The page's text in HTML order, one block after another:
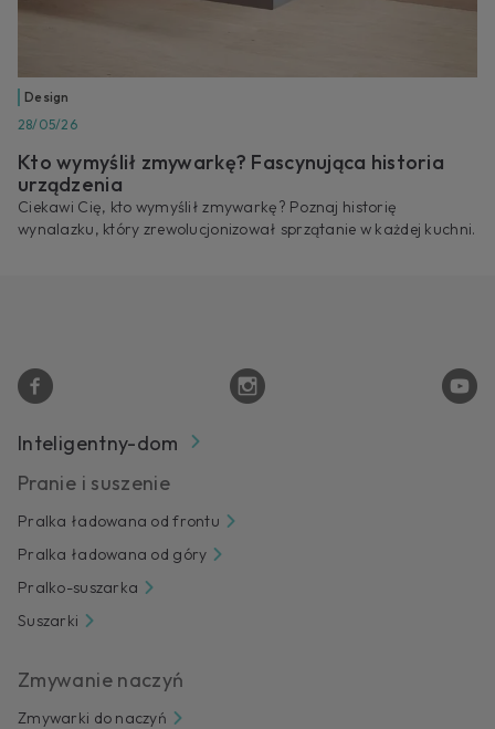
Design
28/05/26
Kto wymyślił zmywarkę? Fascynująca historia
urządzenia
Ciekawi Cię, kto wymyślił zmywarkę? Poznaj historię
wynalazku, który zrewolucjonizował sprzątanie w każdej kuchni.
Inteligentny-dom
Pranie i suszenie
Pralka ładowana od frontu
Pralka ładowana od góry
Pralko-suszarka
Suszarki
Zmywanie naczyń
Zmywarki do naczyń